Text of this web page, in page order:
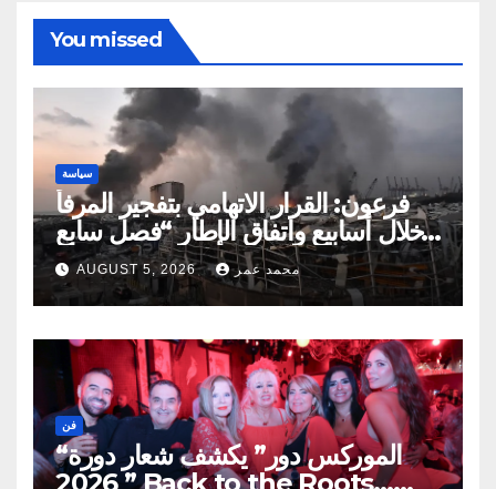
You missed
سياسة
فرعون: القرار الاتهامي بتفجير المرفأ
خلال أسابيع واتفاق الإطار “فصل سابع
ونصف”
AUGUST 5, 2026 محمد عمر
فن
“الموركس دور” يكشف شعار دورة